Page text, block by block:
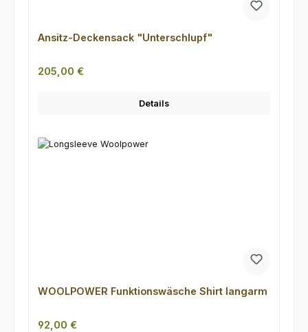
Ansitz-Deckensack "Unterschlupf"
Regulärer Preis:
205,00 €
Details
WOOLPOWER Funktionswäsche Shirt langarm
Regulärer Preis:
92,00 €